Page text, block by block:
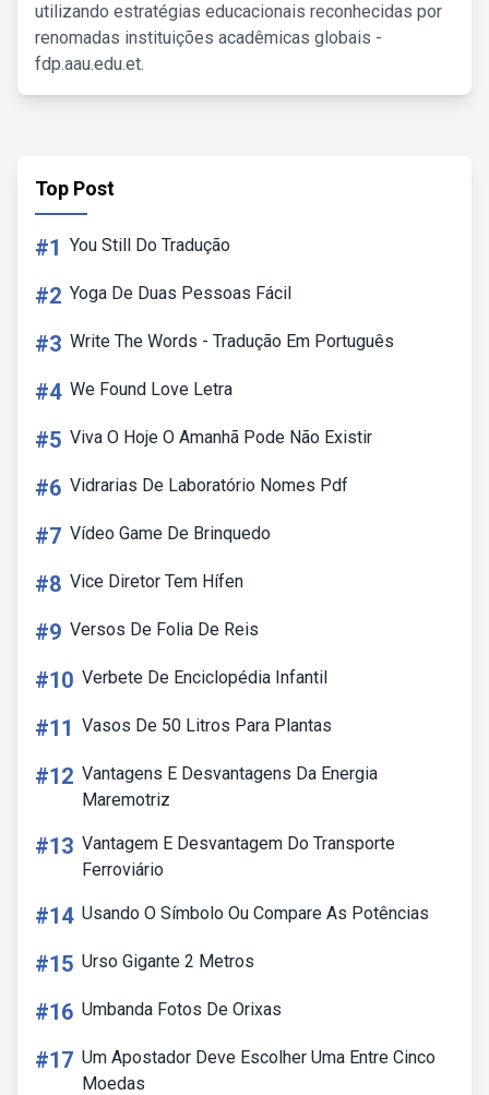
utilizando estratégias educacionais reconhecidas por
renomadas instituições acadêmicas globais -
fdp.aau.edu.et.
Top Post
#1 You Still Do Tradução
#2 Yoga De Duas Pessoas Fácil
#3 Write The Words - Tradução Em Português
#4 We Found Love Letra
#5 Viva O Hoje O Amanhã Pode Não Existir
#6 Vidrarias De Laboratório Nomes Pdf
#7 Vídeo Game De Brinquedo
#8 Vice Diretor Tem Hífen
#9 Versos De Folia De Reis
#10 Verbete De Enciclopédia Infantil
#11 Vasos De 50 Litros Para Plantas
#12 Vantagens E Desvantagens Da Energia
Maremotriz
#13 Vantagem E Desvantagem Do Transporte
Ferroviário
#14 Usando O Símbolo Ou Compare As Potências
#15 Urso Gigante 2 Metros
#16 Umbanda Fotos De Orixas
#17 Um Apostador Deve Escolher Uma Entre Cinco
Moedas